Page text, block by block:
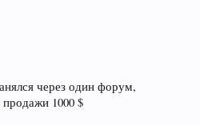
через один форум,
1000 $